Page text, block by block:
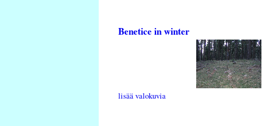
Benetice in winter
lisää valokuvia